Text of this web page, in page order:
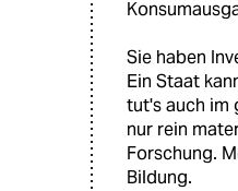
Sie haben
Ein Staat
tut's auch im
nur rein
Forschung.
Bildung.